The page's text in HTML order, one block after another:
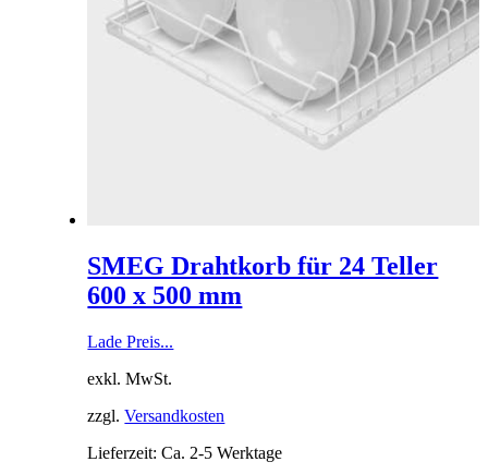
SMEG Drahtkorb für 24 Teller
600 x 500 mm
Lade Preis...
exkl. MwSt.
zzgl.Versandkosten
Lieferzeit: Ca. 2-5 Werktage